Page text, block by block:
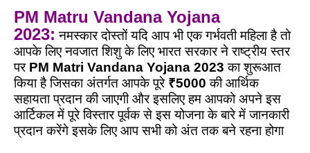
PM Matru Vandana Yojana
2023: नमस्कार दोस्तोंयदि आप भी एक गर्भवती महिला है तो
आपके लिए नवजात शिशु के लिए भारत सरकार ने राष्ट्रीय स्तर
पर PM Matri Vandana Yojana 2023का शुरूआत
किया है जिसका अंतर्गत आपके पूरे ₹5000 की आर्थिक
सहायता प्रदान की जाएगी और इसलिए हम आपको अपने इस
आर्टिकल में पूरे विस्तार पूर्वक से इस योजना के बारे में जानकारी
प्रदान करेंगे इसके लिए आप सभी को अंत तक बने रहना होगा